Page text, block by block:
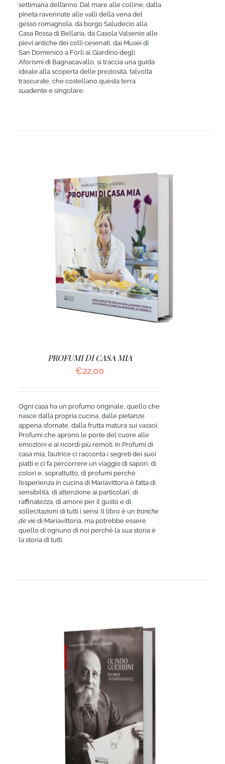
settimana dell’anno. Dal mare alle colline, dalla
pineta ravennate alle valli della vena del
gesso romagnola, da borgo Saludecio alla
Casa Rossa di Bellaria, da Casola Valsenio alle
pievi antiche dei colli cesenati, dai Musei di
San Domenico a Forlì al Giardino degli
Aforismi di Bagnacavallo, si traccia una guida
ideale alla scoperta delle preziosità, talvolta
trascurate, che costellano questa terra
suadente e singolare.
AGGIUNGI AL CARRELLO / DETTAGLI
PROFUMI DI CASA MIA
€22.00
Ogni casa ha un profumo originale, quello che
nasce dalla propria cucina, dalle pietanze
appena sfornate, dalla frutta matura sui vassoi.
Profumi che aprono le porte del cuore alle
emozioni e ai ricordi più remoti. In Profumi di
casa mia, l’autrice ci racconta i segreti dei suoi
piatti e ci fa percorrere un viaggio di sapori, di
colori e, soprattutto, di profumi perché
l’esperienza in cucina di Mariavittoria è fatta di
sensibilità, di attenzione ai particolari, di
raffinatezza, di amore per il gusto e di
sollecitazioni di tutti i sensi. Il libro è un tranche
de vie di Mariavittoria, ma potrebbe essere
quello di ognuno di noi perché la sua storia è
la storia di tutti.
AGGIUNGI AL CARRELLO